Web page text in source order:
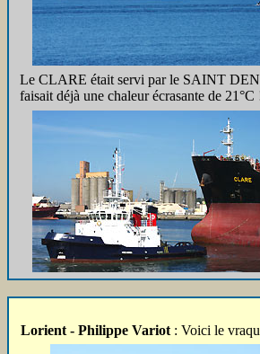
Le CLARE était servi par le SAINT
faisait déjà une chaleur écrasante de 21°C
Lorient - Philippe Variot : Voici le